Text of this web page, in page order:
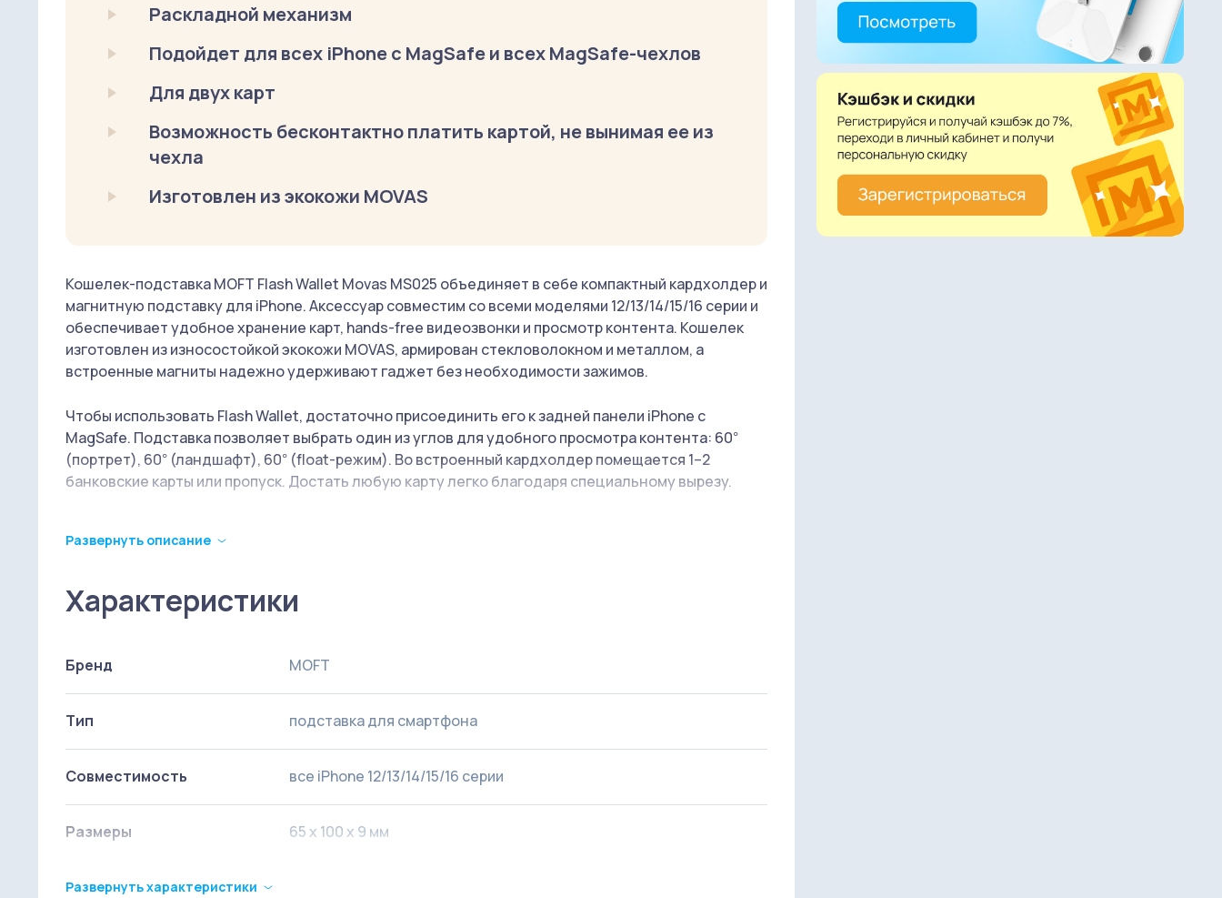
Раскладной механизм
Подойдет для всех iPhone с MagSafe и всех MagSafe-чехлов
Для двух карт
Возможность бесконтактно платить картой, не вынимая ее из
чехла
Изготовлен из экокожи MOVAS
Кошелек‑подставка MOFT Flash Wallet Movas MS025 объединяет в себе компактный кардхолдер и
магнитную подставку для iPhone. Аксессуар совместим со всеми моделями 12/13/14/15/16 серии и
обеспечивает удобное хранение карт, hands‑free видеозвонки и просмотр контента. Кошелек
изготовлен из износостойкой экокожи MOVAS, армирован стекловолокном и металлом, а
встроенные магниты надежно удерживают гаджет без необходимости зажимов.
Чтобы использовать Flash Wallet, достаточно присоединить его к задней панели iPhone с
MagSafe. Подставка позволяет выбрать один из углов для удобного просмотра контента: 60°
(портрет), 60° (ландшафт), 60° (float-режим). Во встроенный кардхолдер помещается 1–2
банковские карты или пропуск. Достать любую карту легко благодаря специальному вырезу.
Развернуть описание
Характеристики
Бренд MOFT
Тип подставка для смартфона
Совместимость все iPhone 12/13/14/15/16 серии
Размеры 65 х 100 х 9 мм
Материал
Развернуть характеристики